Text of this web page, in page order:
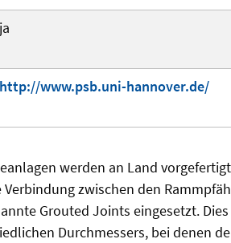
ja
http://www.psb.uni-hannover.de/
werden an Land
Verbindung zwischen den
Grouted Joints eingesetzt.
Durchmessers, bei denen